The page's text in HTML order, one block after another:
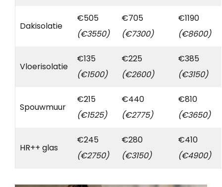
Dakisolatie
€505
(€3550)
€705
(€7300)
€1190
(€8600)
Vloerisolatie
€135
(€1500)
€225
(€2600)
€385
(€3150)
Spouwmuur
€215
(€1525)
€440
(€2775)
€810
(€3650)
HR++ glas
€245
(€2750)
€280
(€3150)
€410
(€4900)